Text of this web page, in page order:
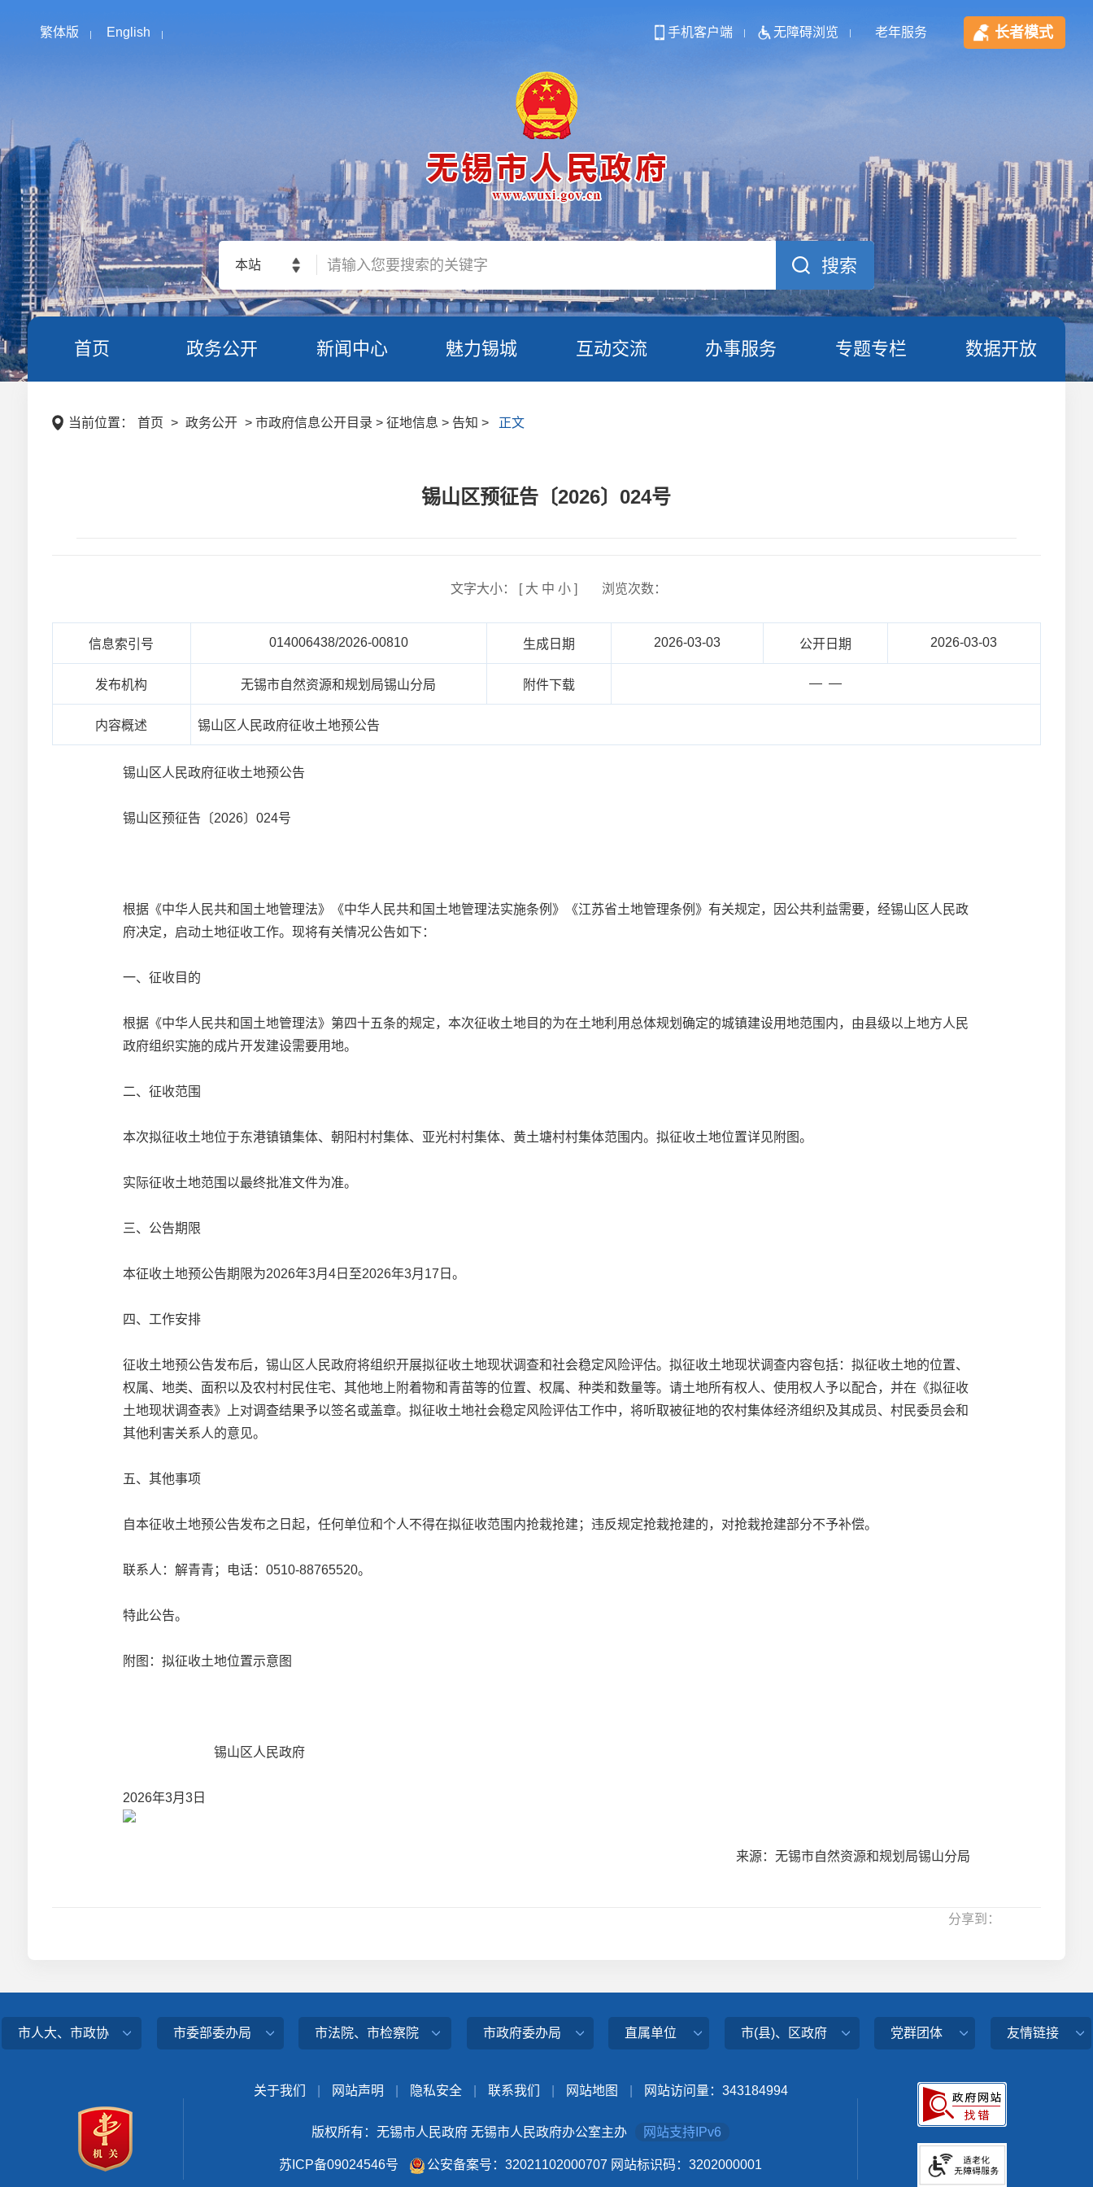
繁体版 English 手机客户端 无障碍浏览 老年服务 长者模式
本站
首页 政务公开 新闻中心 魅力锡城 互动交流 办事服务 专题专栏 数据开放
当前位置： 首页 > 政务公开 > 市政府信息公开目录 > 征地信息 > 告知 > 正文
锡山区预征告〔2026〕024号
文字大小： [ 大 中 小] 浏览次数：
信息索引号 014006438/2026-00810 生成日期 2026-03-03 公开日期 2026-03-03
发布机构 无锡市自然资源和规划局锡山分局 附件下载 — —
内容概述 锡山区人民政府征收土地预公告
锡山区人民政府征收土地预公告
锡山区预征告〔2026〕024号
根据《中华人民共和国土地管理法》《中华人民共和国土地管理法实施条例》《江苏省土地管理条例》有关规定，因公共利益需要，经锡山区人民政
府决定，启动土地征收工作。现将有关情况公告如下：
一、征收目的
根据《中华人民共和国土地管理法》第四十五条的规定，本次征收土地目的为在土地利用总体规划确定的城镇建设用地范围内，由县级以上地方人民
政府组织实施的成片开发建设需要用地。
二、征收范围
本次拟征收土地位于东港镇镇集体、朝阳村村集体、亚光村村集体、黄土塘村村集体范围内。拟征收土地位置详见附图。
实际征收土地范围以最终批准文件为准。
三、公告期限
本征收土地预公告期限为2026年3月4日至2026年3月17日。
四、工作安排
征收土地预公告发布后，锡山区人民政府将组织开展拟征收土地现状调查和社会稳定风险评估。拟征收土地现状调查内容包括：拟征收土地的位置、
权属、地类、面积以及农村村民住宅、其他地上附着物和青苗等的位置、权属、种类和数量等。请土地所有权人、使用权人予以配合，并在《拟征收
土地现状调查表》上对调查结果予以签名或盖章。拟征收土地社会稳定风险评估工作中，将听取被征地的农村集体经济组织及其成员、村民委员会和
其他利害关系人的意见。
五、其他事项
自本征收土地预公告发布之日起，任何单位和个人不得在拟征收范围内抢栽抢建；违反规定抢栽抢建的，对抢栽抢建部分不予补偿。
联系人：解青青；电话：0510-88765520。
特此公告。
附图：拟征收土地位置示意图
锡山区人民政府
2026年3月3日
来源：无锡市自然资源和规划局锡山分局
分享到：
市人大、市政协 市委部委办局 市法院、市检察院 市政府委办局 直属单位 市(县)、区政府 党群团体 友情链接
关于我们 网站声明 隐私安全 联系我们 网站地图 网站访问量： 343184994
版权所有：无锡市人民政府 无锡市人民政府办公室主办 网站支持IPv6
苏ICP备09024546号 公安备案号：32021102000707 网站标识码：3202000001